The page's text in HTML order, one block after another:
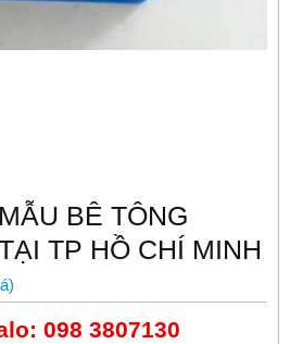
BÊ TÔNG
TP HỒ CHÍ MINH
)
098 3807130